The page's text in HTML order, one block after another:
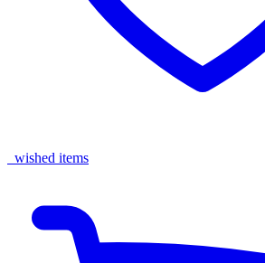
wished items